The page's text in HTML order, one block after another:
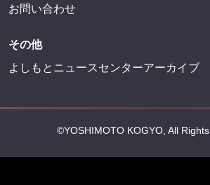
お問い合わせ
その他
よしもとニュースセンターアーカイブ
©YOSHIMOTO KOGYO, All Rights